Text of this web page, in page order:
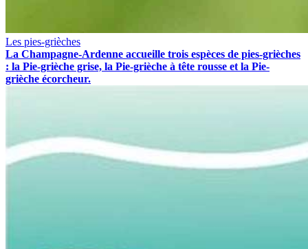
Les pies-grièches
La Champagne-Ardenne accueille trois espèces de pies-grièches
: la Pie-grièche grise, la Pie-grièche à tête rousse et la Pie-
grièche écorcheur.